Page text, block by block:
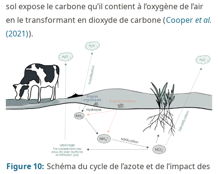
sol expose le carbone qu’il contient à l’oxygène de l’air
en le transformant en dioxyde de carbone (Cooperet al.
(2021)).
Figure 10: Schéma du cycle de l’azote et de l’impact des